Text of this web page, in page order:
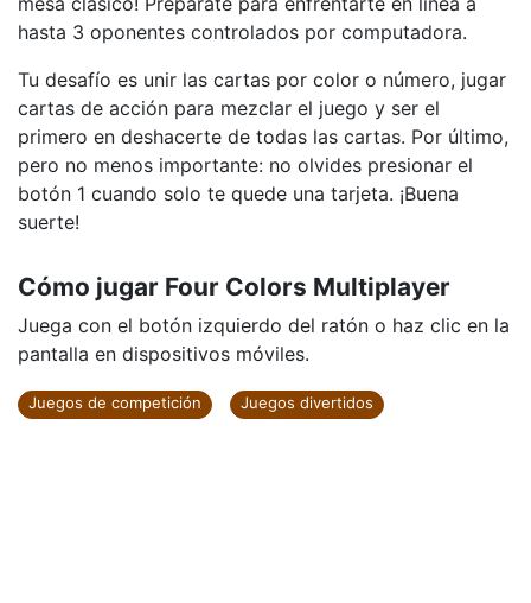
hasta 3 oponentes controlados por computadora.
Tu desafío es unir las cartas por color o número, jugar
cartas de acción para mezclar el juego y ser el
primero en deshacerte de todas las cartas. Por último,
pero no menos importante: no olvides presionar el
botón 1 cuando solo te quede una tarjeta. ¡Buena
suerte!
Cómo jugar Four Colors Multiplayer
Juega con el botón izquierdo del ratón o haz clic en la
pantalla en dispositivos móviles.
Juegos de competición Juegos divertidos